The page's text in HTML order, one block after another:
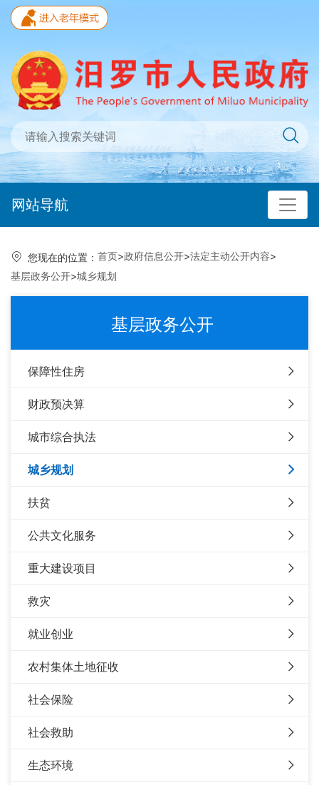
网站导航
您现在的位置： 首页>政府信息公开>法定主动公开内容>
基层政务公开>城乡规划
基层政务公开
保障性住房
财政预决算
城市综合执法
城乡规划
扶贫
公共文化服务
重大建设项目
救灾
就业创业
农村集体土地征收
社会保险
社会救助
生态环境